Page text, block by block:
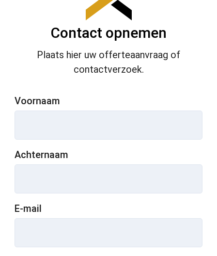
aanbev
elen.
Contact opnemen
Plaats hier uw offerteaanvraag of
contactverzoek.
Voornaam
Achternaam
E-mail